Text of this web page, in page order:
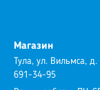
Магазин
Тула, ул. Вильмса, д.
691-34-95